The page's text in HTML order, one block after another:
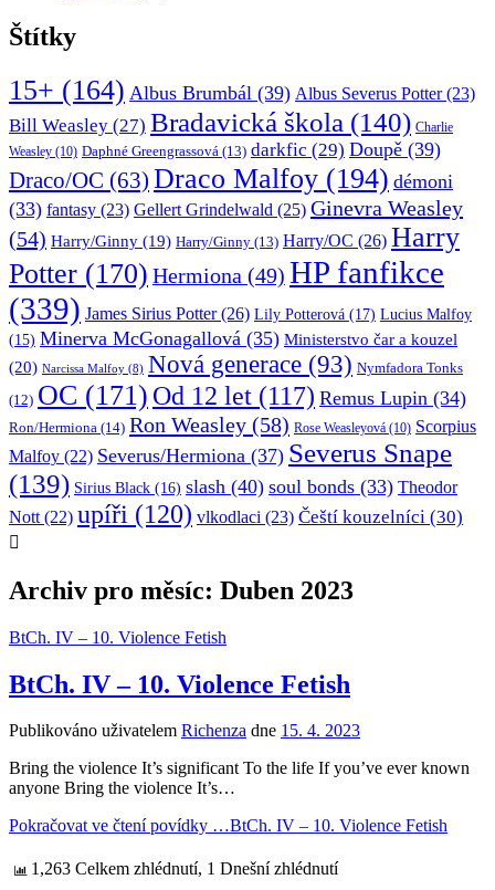
Štítky
15+ (164) Albus Brumbál (39) Albus Severus Potter(23)
Bill Weasley (27) Bradavická škola (140) Charlie
Weasley (10) Daphné Greengrassová (13) darkfic (29) Doupě (39)
Draco/OC (63) Draco Malfoy (194) démoni
(33) fantasy (23) Gellert Grindelwald (25) Ginevra Weasley
(54) Harry/Ginny (19) Harry/Ginny (13) Harry/OC (26) Harry
Potter (170) Hermiona (49) HP fanfikce
(339) James Sirius Potter(26) Lily Potterová (17) Lucius Malfoy
(15) Minerva McGonagallová (35) Ministerstvo čar a kouzel
(20) Narcissa Malfoy (8) Nová generace (93) Nymfadora Tonks
(12) OC (171) Od 12 let (117) Remus Lupin (34)
Ron/Hermiona (14) Ron Weasley (58) Rose Weasleyová (10) Scorpius
Malfoy (22) Severus/Hermiona (37) Severus Snape
(139) Sirius Black (16) slash (40) soul bonds (33) Theodor
Nott (22) upíři (120) vlkodlaci (23) Čeští kouzelníci (30)
Archiv pro měsíc: Duben 2023
BtCh. IV – 10. Violence Fetish
BtCh. IV – 10. Violence Fetish
Publikováno uživatelem Richenza dne 15. 4. 2023
Bring the violence It’s significant To the life If you’ve ever known
anyone Bring the violence It’s…
Pokračovat ve čtení povídky …BtCh. IV – 10. Violence Fetish
1,263 Celkem zhlédnutí, 1 Dnešní zhlédnutí